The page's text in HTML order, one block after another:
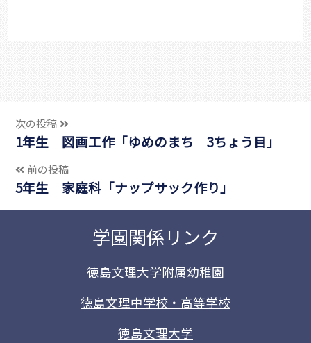
次の投稿
1年生 図画工作「ゆめのまち 3ちょう目」
前の投稿
5年生 家庭科「ナップサック作り」
学園関係リンク
徳島文理大学附属幼稚園
徳島文理中学校・高等学校
徳島文理大学